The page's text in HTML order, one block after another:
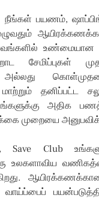
நீங்கள் பயணம்,
உண்மையான
சேமிப்புகள்
மாற்றும் தனிப்பட்ட
அதிக
முறையை
Save Club
உலகளாவிய